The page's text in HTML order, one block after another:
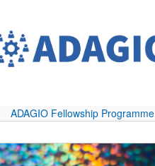
ADAGIO Fellowship Programme